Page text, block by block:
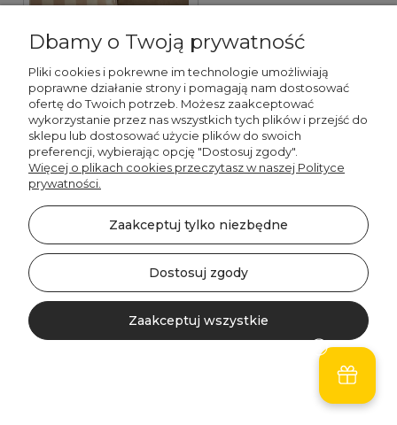
Decordruk
Poduszka EASTER wzór
EA04 | piaskowa kratka
74,00 zł
Do koszyka
Koszyk
Dbamy o Twoją prywatność
Pliki cookies i pokrewne im technologie umożliwiają
poprawne działanie strony i pomagają nam dostosować
ofertę do Twoich potrzeb. Możesz zaakceptować
wykorzystanie przez nas wszystkich tych plików i przejść do
sklepu lub dostosować użycie plików do swoich
preferencji, wybierając opcję "Dostosuj zgody".
Więcej o plikach cookies przeczytasz w naszej Polityce
prywatności.
Zaakceptuj tylko niezbędne
Dostosuj zgody
Zaakceptuj wszystkie